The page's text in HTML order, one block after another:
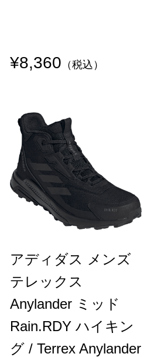
¥8,360 （税込）
アディダス メンズ
テレックス
Anylander ミッド
Rain.RDY ハイキン
グ / Terrex Anylander